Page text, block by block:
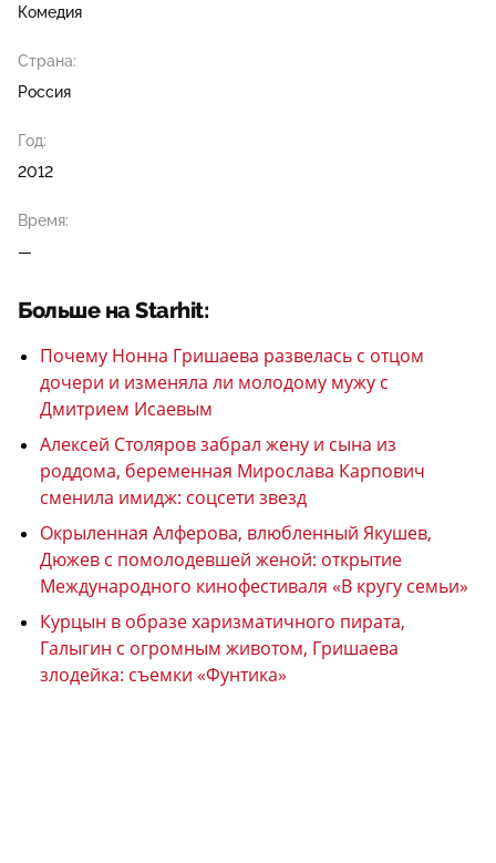
Комедия
Страна:
Россия
Год:
2012
Время:
—
Больше на Starhit:
Почему Нонна Гришаева развелась с отцом
дочери и изменяла ли молодому мужу с
Дмитрием Исаевым
Алексей Столяров забрал жену и сына из
роддома, беременная Мирослава Карпович
сменила имидж: соцсети звезд
Окрыленная Алферова, влюбленный Якушев,
Дюжев с помолодевшей женой: открытие
Международного кинофестиваля «В кругу семьи»
Курцын в образе харизматичного пирата,
Галыгин с огромным животом, Гришаева
злодейка: съемки «Фунтика»